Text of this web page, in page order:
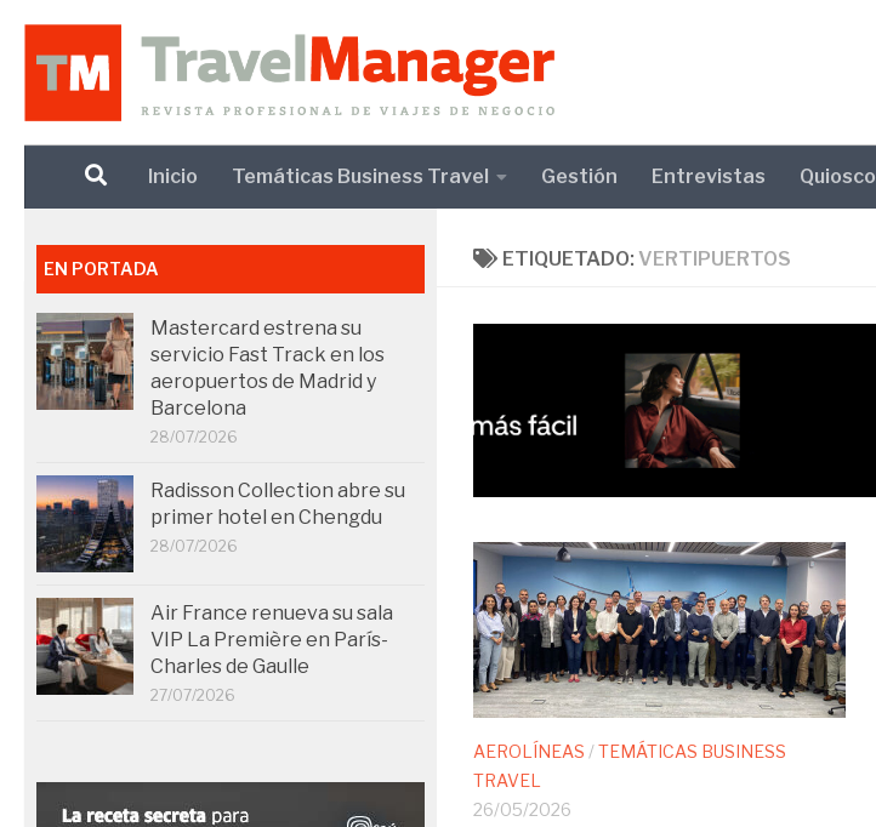
Debajo del contenido
Inicio Temáticas Business Travel Gestión Entrevistas Quiosco
ETIQUETADO: VERTIPUERTOS
AEROLÍNEAS /TEMÁTICAS BUSINESS
TRAVEL
26/05/2026
EN PORTADA
Mastercard estrena su
servicio Fast Track en los
aeropuertos de Madrid y
Barcelona
28/07/2026
Radisson Collection abre su
primer hotel en Chengdu
28/07/2026
Air France renueva su sala
VIP La Première en París-
Charles de Gaulle
27/07/2026